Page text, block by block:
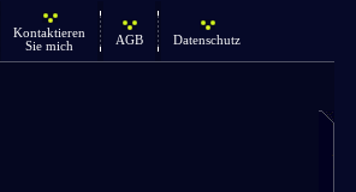
Kontaktieren
Sie mich
AGB Datenschutz